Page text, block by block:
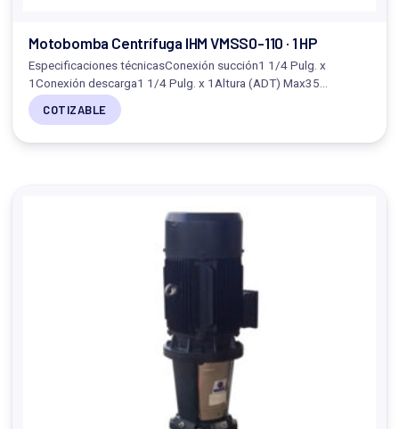
Motobomba Centrífuga IHM VMSS0-110 · 1 HP
Especificaciones técnicasConexión succión1 1/4 Pulg. x
1Conexión descarga1 1/4 Pulg. x 1Altura (ADT) Max35…
COTIZABLE